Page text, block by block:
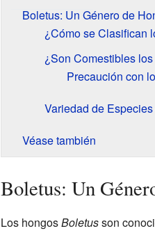
Boletus: Un Género de
¿Cómo se Clasifican
¿Son Comestibles
Precaución con
Variedad de
Véase también
Boletus: Un
Los hongosBoletusson